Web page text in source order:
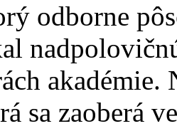
odborne
akadémie.
sa zaoberá